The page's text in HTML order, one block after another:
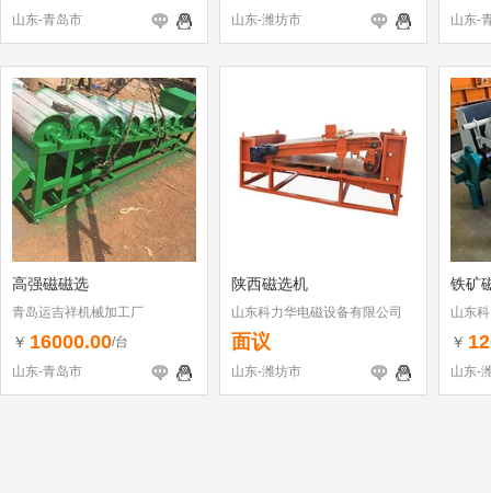
山东-青岛市
山东-潍坊市 山东-
高强磁磁选
青岛运吉祥机械加工厂
￥ 16000.00/台
山东-青岛市
陕西磁选机
山东科力华电磁设备有限公司
面议
山东-潍坊市
铁矿
山东
￥
山东-